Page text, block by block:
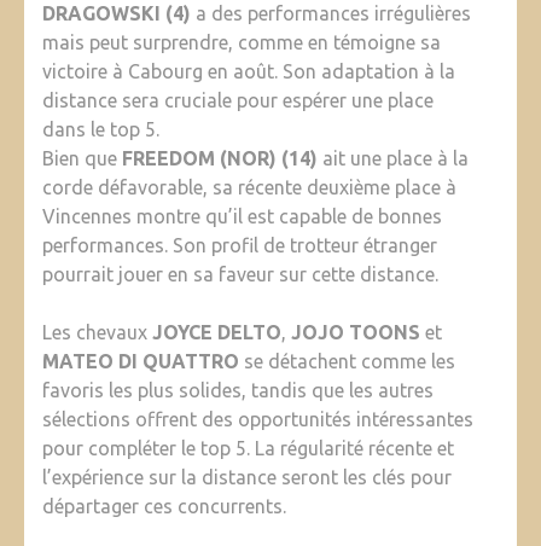
DRAGOWSKI (4) a des performances irrégulières
mais peut surprendre, comme en témoigne sa
victoire à Cabourg en août. Son adaptation à la
distance sera cruciale pour espérer une place
dans le top 5.
Bien que FREEDOM (NOR) (14) ait une place à la
corde défavorable, sa récente deuxième place à
Vincennes montre qu’il est capable de bonnes
performances. Son profil de trotteur étranger
pourrait jouer en sa faveur sur cette distance.
Les chevaux JOYCE DELTO, JOJO TOONS et
MATEO DI QUATTRO se détachent comme les
favoris les plus solides, tandis que les autres
sélections offrent des opportunités intéressantes
pour compléter le top 5. La régularité récente et
l’expérience sur la distance seront les clés pour
départager ces concurrents.